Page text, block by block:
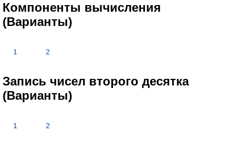
Компоненты вычисления
(Варианты)
1 2
Запись чисел второго десятка
(Варианты)
1 2